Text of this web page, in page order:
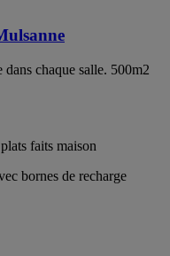
dans chaque salle. 500m2
faits maison
bornes de recharge